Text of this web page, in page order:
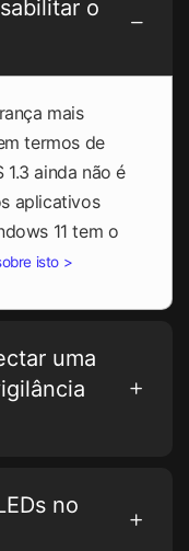
o
mais
termos de
1.3 ainda não é
aplicativos
11 tem o
isto >
uma
no